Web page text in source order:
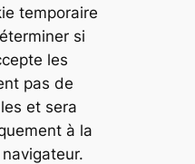
temporaire
si
les
pas de
et sera
à la